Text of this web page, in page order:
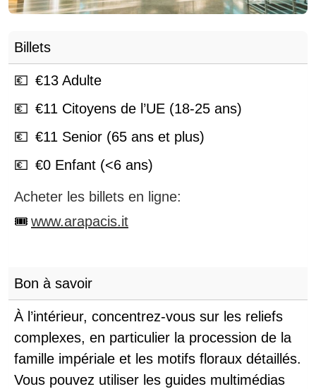
Billets
€13 Adulte
€11 Citoyens de l’UE (18-25 ans)
€11 Senior (65 ans et plus)
€0 Enfant (<6 ans)
Acheter les billets en ligne:
www.arapacis.it
Bon à savoir
À l’intérieur, concentrez-vous sur les reliefs
complexes, en particulier la procession de la
famille impériale et les motifs floraux détaillés.
Vous pouvez utiliser les guides multimédias